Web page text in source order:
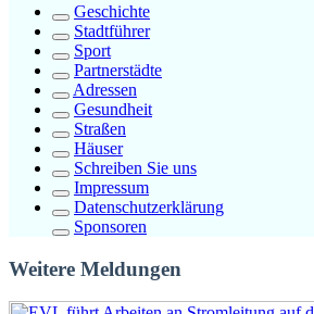
Geschichte
Stadtführer
Sport
Partnerstädte
Adressen
Gesundheit
Straßen
Häuser
Schreiben Sie uns
Impressum
Datenschutzerklärung
Sponsoren
Weitere Meldungen